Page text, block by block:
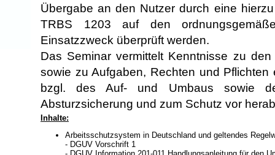
Übergabe an den Nutzer durch eine
TRBS 1203 auf den
Einsatzzweck überprüft werden.
Das Seminar vermittelt Kenntnisse zu
sowie zu Aufgaben, Rechten und Pflichten
bzgl. des Auf- und Umbaus sowie
Absturzsicherung und zum Schutz vor
Inhalte:
Arbeitsschutzsystem in Deutschland und geltendes
- DGUV Vorschrift 1